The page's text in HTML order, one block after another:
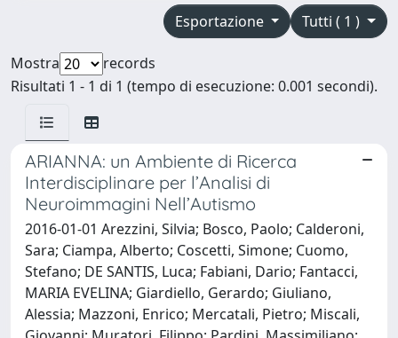
Tutti ( 1 )
Esportazione
Mostra
records
Risultati 1 - 1 di 1 (tempo di esecuzione: 0.001 secondi).
ARIANNA: un Ambiente di Ricerca
Interdisciplinare per l’Analisi di
Neuroimmagini Nell’Autismo
2016-01-01 Arezzini, Silvia; Bosco, Paolo; Calderoni,
Sara; Ciampa, Alberto; Coscetti, Simone; Cuomo,
Stefano; DE SANTIS, Luca; Fabiani, Dario; Fantacci,
MARIA EVELINA; Giardiello, Gerardo; Giuliano,
Alessia; Mazzoni, Enrico; Mercatali, Pietro; Miscali,